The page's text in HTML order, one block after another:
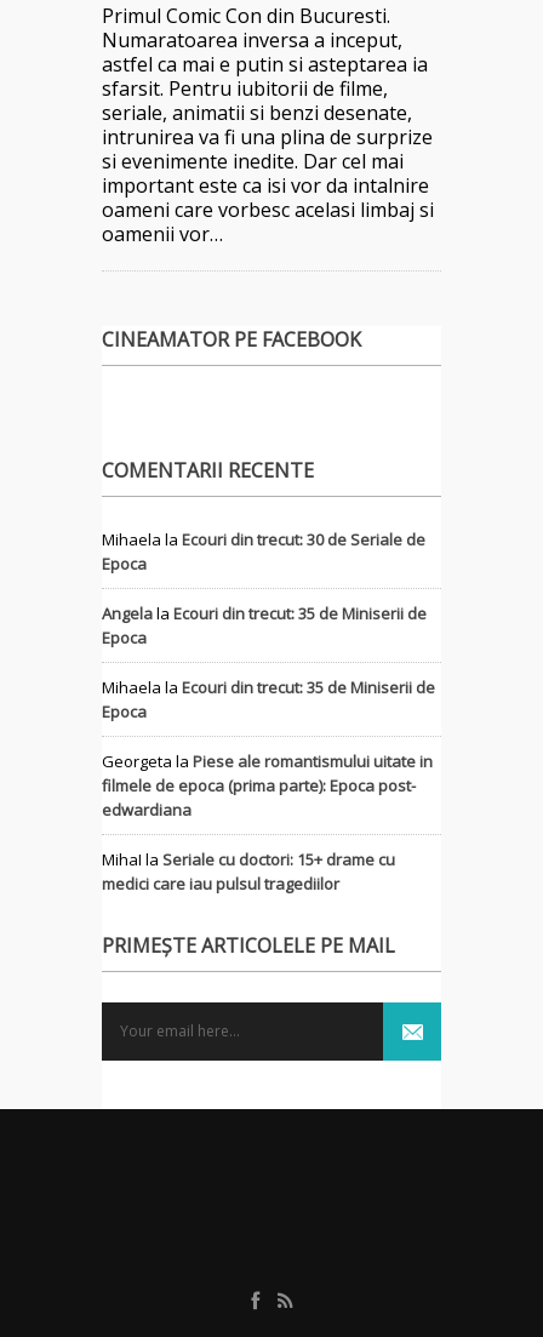
Primul Comic Con din Bucuresti.
Numaratoarea inversa a inceput,
astfel ca mai e putin si asteptarea ia
sfarsit. Pentru iubitorii de filme,
seriale, animatii si benzi desenate,
intrunirea va fi una plina de surprize
si evenimente inedite. Dar cel mai
important este ca isi vor da intalnire
oameni care vorbesc acelasi limbaj si
oamenii vor…
CINEAMATOR PE FACEBOOK
COMENTARII RECENTE
Mihaela la Ecouri din trecut: 30 de Seriale de
Epoca
Angelala Ecouri din trecut: 35 de Miniserii de
Epoca
Mihaela la Ecouri din trecut: 35 de Miniserii de
Epoca
Georgeta la Piese ale romantismului uitate in
filmele de epoca (prima parte): Epoca post-
edwardiana
MihaI la Seriale cu doctori: 15+ drame cu
medici care iau pulsul tragediilor
PRIMEȘTE ARTICOLELE PE MAIL